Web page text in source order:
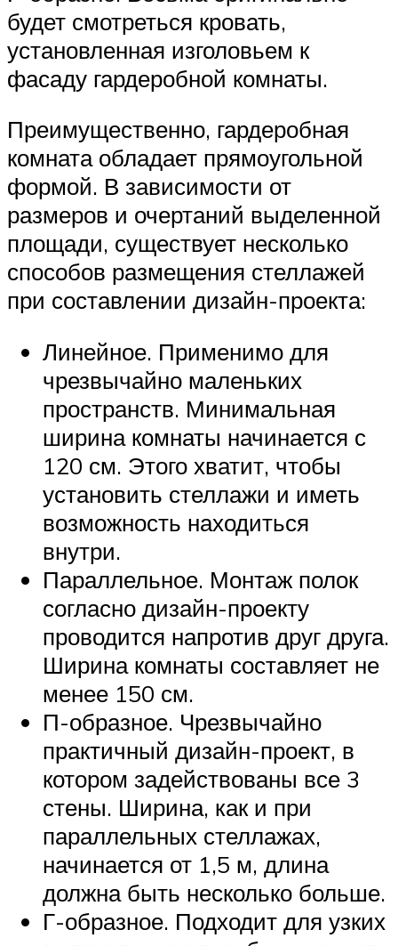
будет смотреться кровать,
установленная изголовьем к
фасаду гардеробной комнаты.
Преимущественно, гардеробная
комната обладает прямоугольной
формой. В зависимости от
размеров и очертаний выделенной
площади, существует несколько
способов размещения стеллажей
при составлении дизайн-проекта:
Линейное. Применимо для
чрезвычайно маленьких
пространств. Минимальная
ширина комнаты начинается с
120 см. Этого хватит, чтобы
установить стеллажи и иметь
возможность находиться
внутри.
Параллельное. Монтаж полок
согласно дизайн-проекту
проводится напротив друг друга.
Ширина комнаты составляет не
менее 150 см.
П-образное. Чрезвычайно
практичный дизайн-проект, в
котором задействованы все 3
стены. Ширина, как и при
параллельных стеллажах,
начинается от 1,5 м, длина
должна быть несколько больше.
Г-образное. Подходит для узких